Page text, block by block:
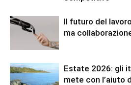
Il futuro del
ma
Estate 2026: gli
mete con l’aiuto